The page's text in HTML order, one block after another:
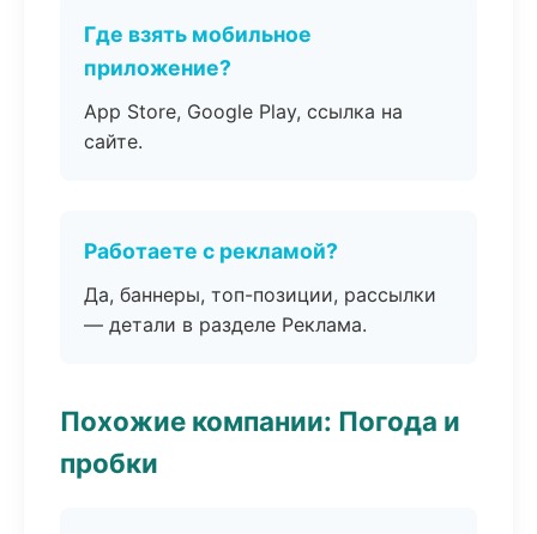
Где взять мобильное
приложение?
App Store, Google Play, ссылка на
сайте.
Работаете с рекламой?
Да, баннеры, топ-позиции, рассылки
— детали в разделе Реклама.
Похожие компании: Погода и
пробки